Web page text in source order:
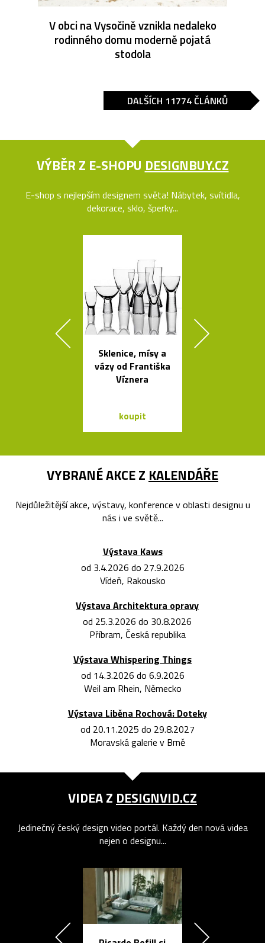
V obci na Vysočině vznikla nedaleko
rodinného domu moderně pojatá
stodola
DALŠÍCH 11774 ČLÁNKŮ
VÝBĚR Z E-SHOPU DESIGNBUY.CZ
E-shop s nejlepším designem světa! Nábytek, svítidla,
dekorace, sklo, šperky...
Sklenice, mísy a
vázy od Františka
Víznera
koupit
VYBRANÉ AKCE Z KALENDÁŘE
Nejdůležitější akce, výstavy, konference v oblasti designu u
nás i ve světě...
Výstava Kaws
od 3.4.2026 do 27.9.2026
Vídeň, Rakousko
Výstava Architektura opravy
od 25.3.2026 do 30.8.2026
Příbram, Česká republika
Výstava Whispering Things
od 14.3.2026 do 6.9.2026
Weil am Rhein, Německo
Výstava Liběna Rochová: Doteky
od 20.11.2025 do 29.8.2027
Moravská galerie v Brně
VIDEA Z DESIGNVID.CZ
Jedinečný český design video portál. Každý den nová videa
nejen o designu...